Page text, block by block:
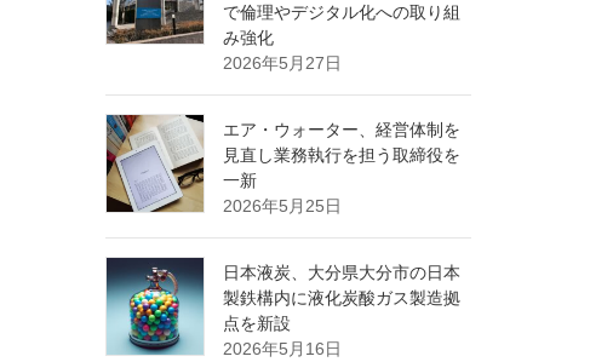
で倫理やデジタル化への取り組
み強化
2026年5月27日
エア・ウォーター、経営体制を
見直し業務執行を担う取締役を
一新
2026年5月25日
日本液炭、大分県大分市の日本
製鉄構内に液化炭酸ガス製造拠
点を新設
2026年5月16日